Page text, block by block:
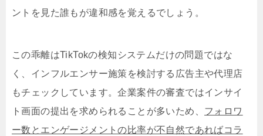
ントを見た誰もが違和感を覚えるでしょう。
この乖離はTikTokの検知システムだけの問題ではな
く、 インフルエンサー施策を検討する広告主や代理店
もチェックしています。企業案件の審査ではインサイ
ト画面の提出を求められることが多いため、 フォロワ
ー数とエンゲージメントの比率が不自然であればコラ